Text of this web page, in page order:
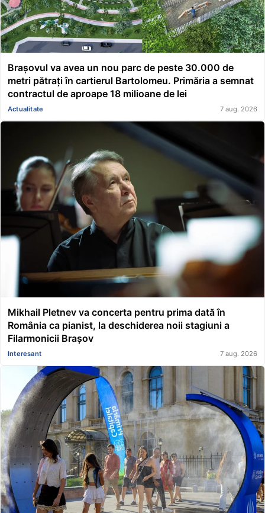
Brașovul va avea un nou parc de peste 30.000 de
metri pătrați în cartierul Bartolomeu. Primăria a semnat
contractul de aproape 18 milioane de lei
Actualitate 7 aug. 2026
Mikhail Pletnev va concerta pentru prima dată în
România ca pianist, la deschiderea noii stagiuni a
Filarmonicii Brașov
Interesant 7 aug. 2026